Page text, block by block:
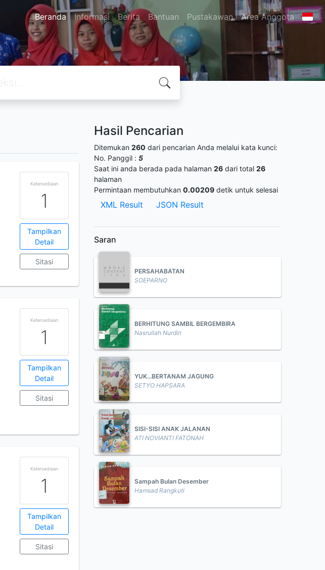
Beranda Informasi Berita Bantuan Pustakawan Area Anggota
Ketersediaan
1
Tampilkan
Detail
Sitasi
Ketersediaan
1
Tampilkan
Detail
Sitasi
Ketersediaan
1
Tampilkan
Detail
Sitasi
Hasil Pencarian
Ditemukan 260 dari pencarian Anda melalui kata kunci:
No. Panggil : 5
Saat ini anda berada pada halaman 26 dari total 26
halaman
Permintaan membutuhkan 0.00209 detik untuk selesai
XML Result JSON Result
Saran
PERSAHABATAN
SOEPARNO
BERHITUNG SAMBIL BERGEMBIRA
Nasrullah Nurdin
YUK...BERTANAM JAGUNG
SETYO HAPSARA
SISI-SISI ANAK JALANAN
ATI NOVIANTI FATONAH
Sampah Bulan Desember
Hamsad Rangkuti